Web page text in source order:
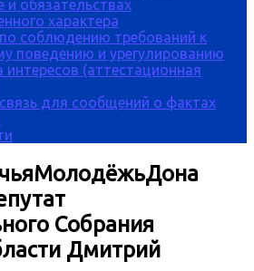
и обязательствах
характера
соблюдению требований к
поведению и урегулированию
интересов (аттестационная
для сообщений о фактах
Собрания
Дмитрий